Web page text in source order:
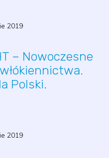
2019
– Nowoczesne
Polski.
2019